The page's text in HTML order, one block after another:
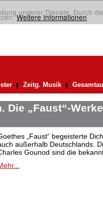
unserer Dienste. Durch
Weitere Informationen
Zeitg. Musik
Die „Faust“-
„Faust“ begeisterte
außerhalb Deutschlands.
Gounod sind die